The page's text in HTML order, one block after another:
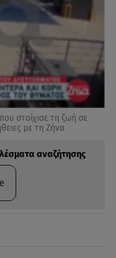
στοίχισε τη ζωή σε
με τη Ζήνα
αναζήτησης